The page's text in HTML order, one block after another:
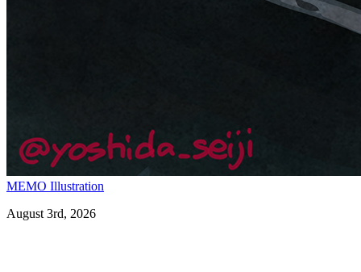
MEMO Illustration
August 3rd, 2026